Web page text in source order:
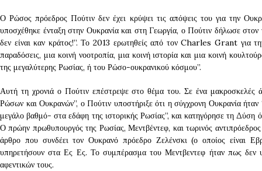
Ο Ρώσος πρόεδρος Πούτιν δεν έχει κρύψει τις απόψεις του για την
υποσχέθηκε ένταξη στην Ουκρανία και στη Γεωργία, ο Πούτιν δήλωσε
δεν είναι καν κράτος!”. Το 2013 ερωτηθείς από τον Charles Grant για
παραδόσεις, μια κοινή νοοτροπία, μια κοινή ιστορία και μια κοινή
της μεγαλύτερης Ρωσίας, ή του Ρώσο-ουκρανικού κόσμου”.
Αυτή τη χρονιά ο Πούτιν επέστρεψε στο θέμα του. Σε ένα μακροσκελές
Ρώσων και Ουκρανών”, ο Πούτιν υποστήριξε ότι η σύγχρονη Ουκρανία
μεγάλο βαθμό- στα εδάφη της ιστορικής Ρωσίας”, και κατηγόρησε τη Δύση
Ο πρώην πρωθυπουργός της Ρωσίας, Μεντβέντεφ, και τωρινός
άρθρο που συνδέει τον Ουκρανό πρόεδρο Ζελένσκι (ο οποίος είναι
υπηρετήσουν στα Ες Ες. Το συμπέρασμα του Μεντβεντεφ ήταν πως δεν
αφεντικών τους.